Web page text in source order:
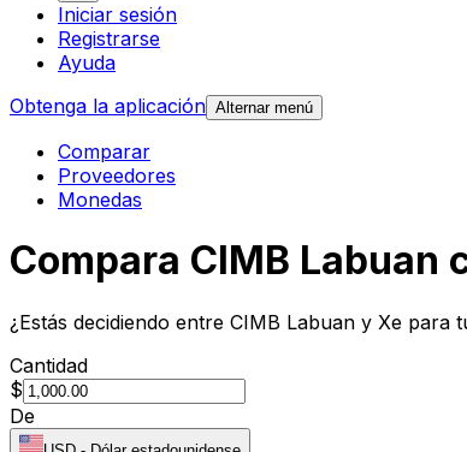
Iniciar sesión
Registrarse
Ayuda
Obtenga la aplicación Alternar menú
Comparar
Proveedores
Monedas
Compara CIMB Labuan
¿Estás decidiendo entre CIMB Labuan y Xe
Cantidad
$
De